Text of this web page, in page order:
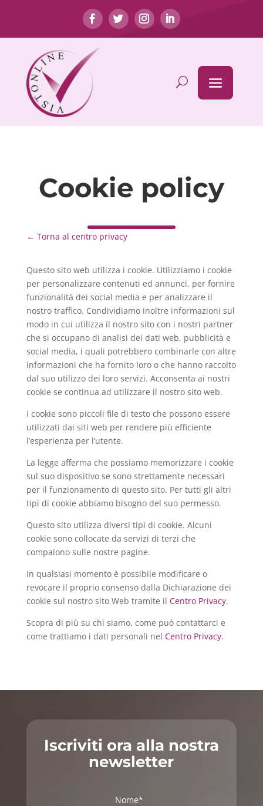
Cookie policy
← Torna al centro privacy
Questo sito web utilizza i cookie. Utilizziamo i cookie
per personalizzare contenuti ed annunci, per fornire
funzionalità dei social media e per analizzare il
nostro traffico. Condividiamo inoltre informazioni sul
modo in cui utilizza il nostro sito con i nostri partner
che si occupano di analisi dei dati web, pubblicità e
social media, i quali potrebbero combinarle con altre
informazioni che ha fornito loro o che hanno raccolto
dal suo utilizzo dei loro servizi. Acconsenta ai nostri
cookie se continua ad utilizzare il nostro sito web.
I cookie sono piccoli file di testo che possono essere
utilizzati dai siti web per rendere più efficiente
l’esperienza per l’utente.
La legge afferma che possiamo memorizzare i cookie
sul suo dispositivo se sono strettamente necessari
per il funzionamento di questo sito. Per tutti gli altri
tipi di cookie abbiamo bisogno del suo permesso.
Questo sito utilizza diversi tipi di cookie. Alcuni
cookie sono collocate da servizi di terzi che
compaiono sulle nostre pagine.
In qualsiasi momento è possibile modificare o
revocare il proprio consenso dalla Dichiarazione dei
cookie sul nostro sito Web tramite il Centro Privacy.
Scopra di più su chi siamo, come può contattarci e
come trattiamo i dati personali nel Centro Privacy.
Iscriviti ora alla nostra
newsletter
Nome*